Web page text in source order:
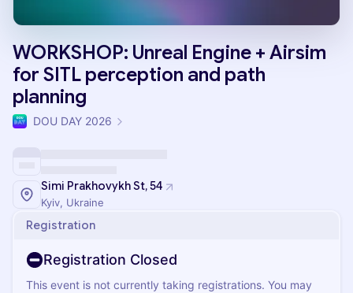
WORKSHOP: Unreal Engine + Airsim
for SITL perception and path
planning
DOU DAY 2026
Simi Prakhovykh St, 54
Kyiv, Ukraine
Registration
Registration Closed
This event is not currently taking registrations. You may